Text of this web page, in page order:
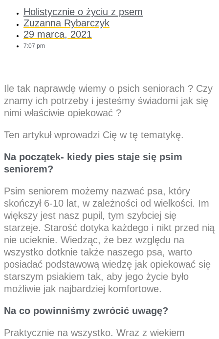
Holistycznie o życiu z psem
Zuzanna Rybarczyk
29 marca, 2021
7:07 pm
Ile tak naprawdę wiemy o psich seniorach ? Czy
znamy ich potrzeby i jesteśmy świadomi jak się
nimi właściwie opiekować ?
Ten artykuł wprowadzi Cię w tę tematykę.
Na początek- kiedy pies staje się psim
seniorem?
Psim seniorem możemy nazwać psa, który
skończył 6-10 lat, w zależności od wielkości. Im
większy jest nasz pupil, tym szybciej się
starzeje. Starość dotyka każdego i nikt przed nią
nie ucieknie. Wiedząc, że bez względu na
wszystko dotknie także naszego psa, warto
posiadać podstawową wiedzę jak opiekować się
starszym psiakiem tak, aby jego życie było
możliwie jak najbardziej komfortowe.
Na co powinniśmy zwrócić uwagę?
Praktycznie na wszystko. Wraz z wiekiem